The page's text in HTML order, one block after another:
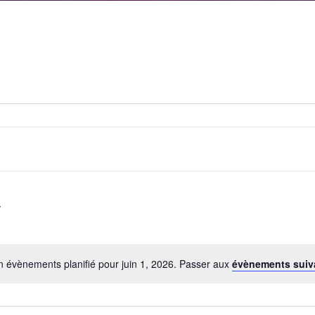
Notice
évènements planifié pour juin 1, 2026. Passer auxévènements